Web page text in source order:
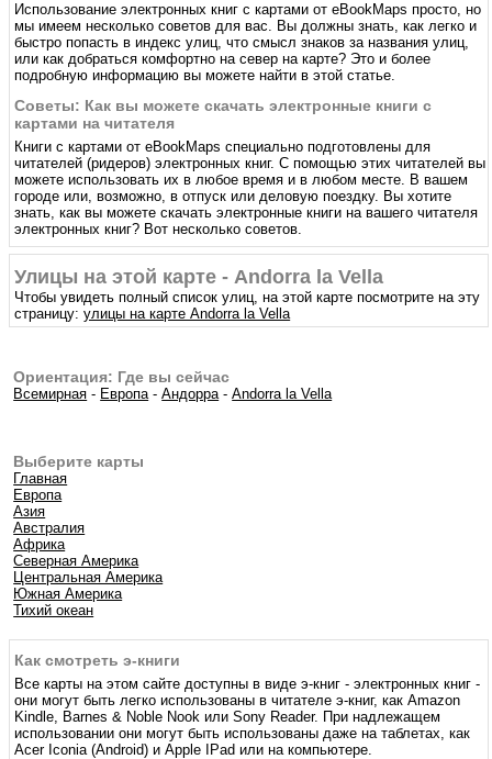
Использование электронных книг с картами от eBookMaps простo, но
мы имеем несколько советов для вас. Вы должны знать, как легко и
быстро попасть в индекс улиц, что смысл знаков за названия улиц,
или как добраться комфортно на север на карте? Это и более
подробную информацию вы можете найти в этой статье.
Советы: Как вы можете скачать электронные книги с
картами на читателя
Книги с картами от eBookMaps специально подготовлены для
читателей (ридеров) электронных книг. С помощью этих читателей вы
можете использовать их в любое время и в любом месте. В вашем
городе или, возможно, в отпуск или деловую поездку. Вы хотите
знать, как вы можете скачать электронные книги на вашего читателя
электронных книг? Вот несколько советов.
Улицы на этой карте - Andorra la Vella
Чтобы увидеть полный список улиц, на этой карте посмотрите на эту
страницу:улицы на карте Andorra la Vella
Ориентация: Где вы сейчас
Всемирная - Европа-Андорра-Andorra la Vella
Выберите карты
Главная
Европа
Азия
Австралия
Африка
Северная Америка
Центральная Америка
Южная Америка
Тихий океан
Как смотреть э-книги
Все карты на этом сайте доступны в виде э-книг - электронных книг -
они могут быть легко использованы в читателе э-книг, как Amazon
Kindle, Barnes & Noble Nook или Sony Reader. При надлежащем
использовании они могут быть использованы даже на таблетах, как
Acer Iconia (Android) и Apple IPad или на компьютере.